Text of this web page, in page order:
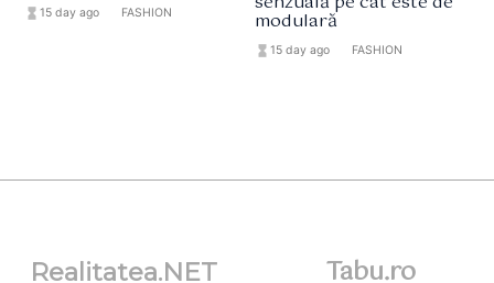
hourglass_full15 day ago FASHION modulară
hourglass_full 15 day ago FASHION
Realitatea.NET Tabu.ro